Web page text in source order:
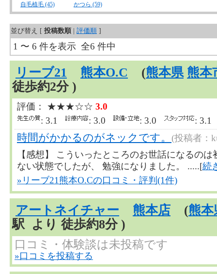
自毛植毛 (45)
かつら (59)
並び替え [ 投稿数順 評価順 ]
1 〜 6 件を表示 全6 件中
リーブ21 熊本O.C (熊本県 熊本
徒歩約2分 )
評価： ★★★☆☆ 3.0
: 3.1
: 3.0 : 3.0 :
時間がかかるのがネックです。
(投稿者：
【感想】 こういったところのお世話になるの
ない状態でしたが、 勉強になりました。 .....[続
»リーブ21熊本O.Cの口コミ・評判(1件)
アートネイチャー 熊本店 (熊本
駅 より 徒歩約8分 )
口コミ・体験談は未投稿です
»口コミを投稿する